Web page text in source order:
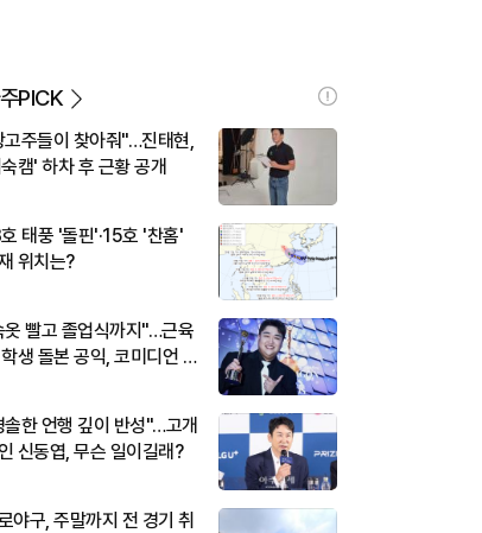
PICK
고주들이 찾아줘"…진태현,
캠' 하차 후 근황 공개
태풍 '돌핀'·15호 '찬홈'
위치는?
옷 빨고 졸업식까지"…근육
생 돌본 공익, 코미디언 김
솔한 언행 깊이 반성"…고개
신동엽, 무슨 일이길래?
야구, 주말까지 전 경기 취